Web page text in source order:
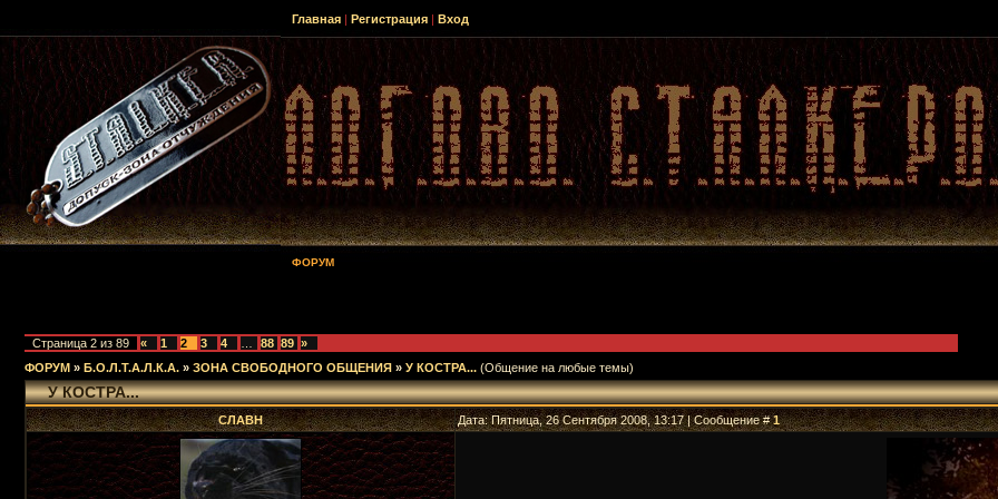
Главная | Регистрация | Вход
ФОРУМ
Страница 2 из 89 « 1 2 3 4 88 89 »
ФОРУМ » Б.О.Л.Т.А.Л.К.А. » ЗОНА СВОБОДНОГО ОБЩЕНИЯ » У КОСТРА... (Общение на любые темы)
У КОСТРА...
СЛАВН Дата: Пятница, 26 Сентября 2008, 13:17 | Сообщение #1